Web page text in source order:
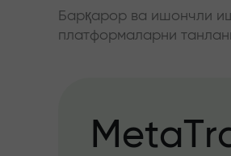
Барқарор ва ишончли
платформаларни